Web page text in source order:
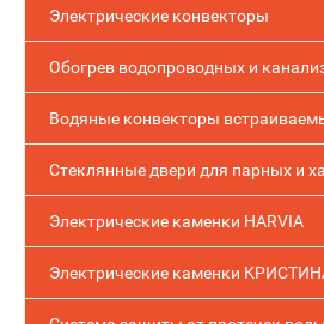
Электрические конвекторы
Обогрев водопроводных и
Водяные конвекторы
Стеклянные двери для парных и
Электрические каменки HARVIA
Электрические каменки